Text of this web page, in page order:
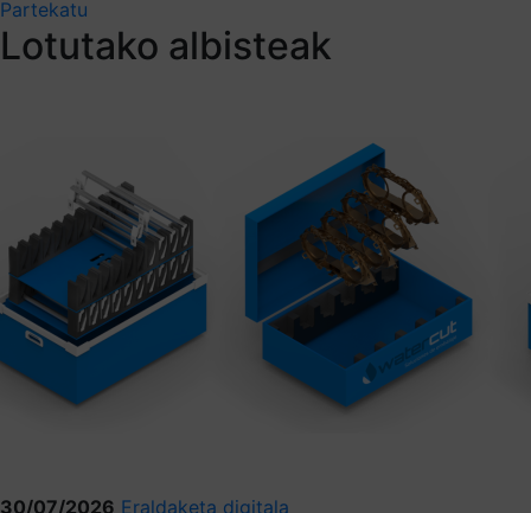
Partekatu
Lotutako albisteak
30/07/2026 Eraldaketa digitala